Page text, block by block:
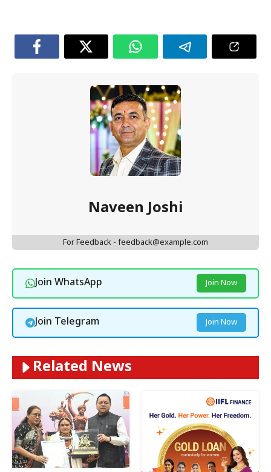
Naveen Joshi
For Feedback - feedback@example.com
Join WhatsApp Join Now
Join Telegram Join Now
Related News